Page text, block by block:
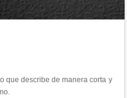
que describe de manera corta y